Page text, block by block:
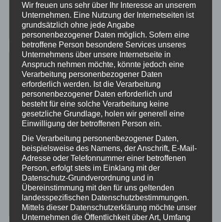
Can Am und der Cyberangriff…
Rauchen gefährdet die Gesundheit….
Dies & Das
„Klamotten im Offroadpark“, was trägst Du?
Die Würfel sind gefallen…
When the shit hits the fan…der Fluchtrucksack
Hilfe für die Ukraine, auch wir haben geholfen
bevor Du die Alpen befährst
sehr enttäuschend…Akaso Brave 7 Action Cam
5 Jahre Can Am Outlander 400 Max EFI…
Herzlich Willkommen Tim & Isa
Danke Stefan….
Unser „Draufgänger“ im September
Wir freuen uns sehr über Ihr Interesse an unserem
Unternehmen. Eine Nutzung der Internetseiten ist
grundsätzlich ohne jede Angabe
personenbezogener Daten möglich. Sofern eine
betroffene Person besondere Services unseres
Unternehmens über unsere Internetseite in
Anspruch nehmen möchte, könnte jedoch eine
Verarbeitung personenbezogener Daten
erforderlich werden. Ist die Verarbeitung
personenbezogener Daten erforderlich und
besteht für eine solche Verarbeitung keine
gesetzliche Grundlage, holen wir generell eine
Einwilligung der betroffenen Person ein.
Die Verarbeitung personenbezogener Daten,
beispielsweise des Namens, der Anschrift, E-Mail-
Adresse oder Telefonnummer einer betroffenen
Person, erfolgt stets im Einklang mit der
Datenschutz-Grundverordnung und in
Übereinstimmung mit den für uns geltenden
landesspezifischen Datenschutzbestimmungen.
Mittels dieser Datenschutzerklärung möchte unser
Unternehmen die Öffentlichkeit über Art, Umfang